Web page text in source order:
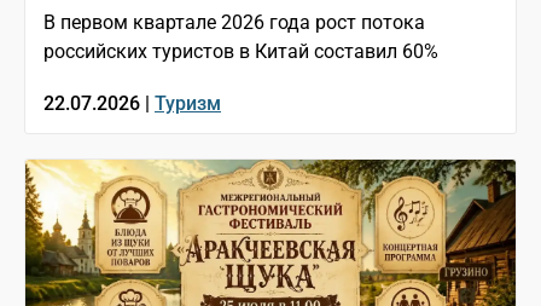
В первом квартале 2026 года рост потока
российских туристов в Китай составил 60%
22.07.2026 | Туризм